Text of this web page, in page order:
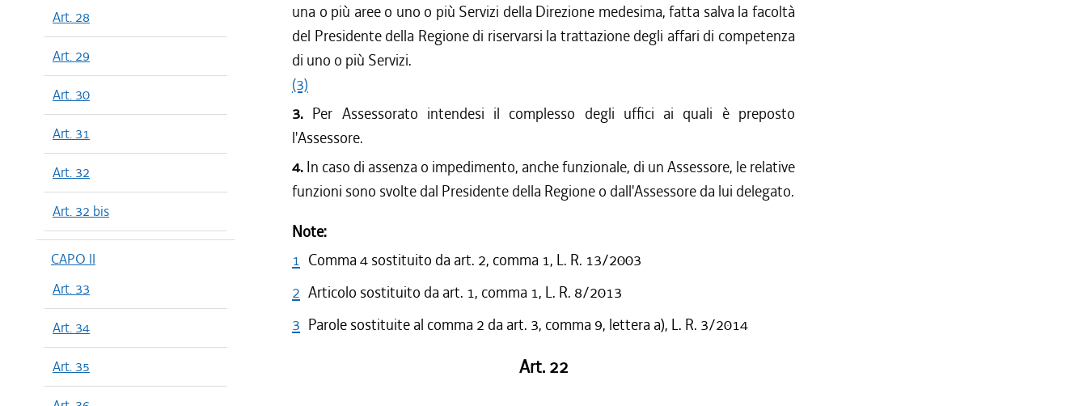
Art. 28
Art. 29
Art. 30
Art. 31
Art. 32
Art. 32 bis
CAPO II
Art. 33
Art. 34
Art. 35
una o più aree o uno o più Servizi della Direzione medesima, fatta salva la facoltà
del Presidente della Regione di riservarsi la trattazione degli affari di competenza
di uno o più Servizi.
(3)
3. Per Assessorato intendesi il complesso degli uffici ai quali è preposto
l'Assessore.
4. In caso di assenza o impedimento, anche funzionale, di un Assessore, le relative
funzioni sono svolte dal Presidente della Regione o dall'Assessore da lui delegato.
Note:
1 Comma 4 sostituito da art. 2, comma 1, L. R. 13/2003
2 Articolo sostituito da art. 1, comma 1, L. R. 8/2013
3 Parole sostituite al comma 2 da art. 3, comma 9, lettera a), L. R. 3/2014
Art. 22